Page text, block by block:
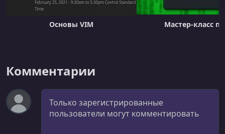
Основы VIM Мастер-класс
Комментарии
Комментарий